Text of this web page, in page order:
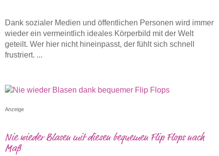
Dank sozialer Medien und öffentlichen Personen wird immer
wieder ein vermeintlich ideales Körperbild mit der Welt
geteilt. Wer hier nicht hineinpasst, der fühlt sich schnell
frustriert. ...
Anzeige
Nie wieder Blasen mit diesen bequemen Flip Flops nach
Maß